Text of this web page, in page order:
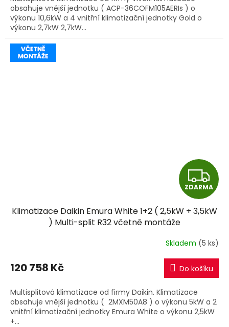
obsahuje vnější jednotku ( ACP-36COFM105AERIs ) o
výkonu 10,6kW a 4 vnitřní klimatizační jednotky Gold o
výkonu 2,7kW 2,7kW...
Z
D
A
R
M
A
ZDARMA
Klimatizace Daikin Emura White 1+2 ( 2,5kW + 3,5kW
) Multi-split R32 včetně montáže
Skladem (5 ks)
120 758 Kč Do košíku
Multisplitová klimatizace od firmy Daikin. Klimatizace
obsahuje vnější jednotku ( 2MXM50A8 ) o výkonu 5kW a 2
vnitřní klimatizační jednotky Emura White o výkonu 2,5kW
+...